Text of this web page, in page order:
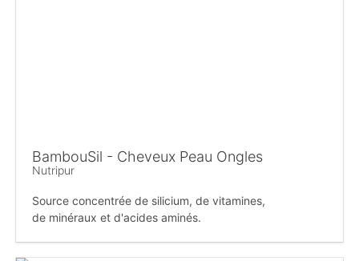
BambouSil - Cheveux Peau Ongles
Nutripur
Source concentrée de silicium, de vitamines,
de minéraux et d'acides aminés.